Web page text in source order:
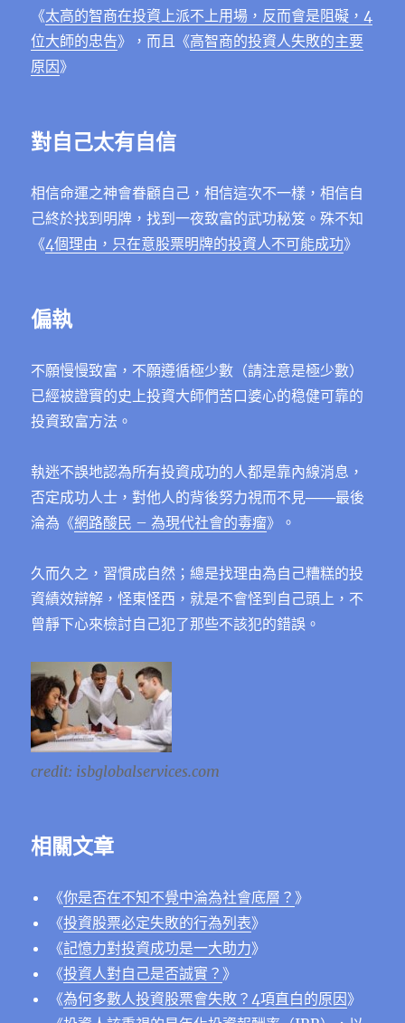
《太高的智商在投資上派不上用場，反而會是阻礙，4
位大師的忠告》，而且《高智商的投資人失敗的主要
原因》
對自己太有自信
相信命運之神會眷顧自己，相信這次不一樣，相信自
己終於找到明牌，找到一夜致富的武功秘笈。殊不知
《4個理由，只在意股票明牌的投資人不可能成功》
偏執
不願慢慢致富，不願遵循極少數（請注意是極少數）
已經被證實的史上投資大師們苦口婆心的稳健可靠的
投資致富方法。
執迷不誤地認為所有投資成功的人都是靠內線消息，
否定成功人士，對他人的背後努力視而不見───最後
淪為《網路酸民 – 為現代社會的毒瘤》。
久而久之，習慣成自然；總是找理由為自己糟糕的投
資績效辯解，怪東怪西，就是不會怪到自己頭上，不
曾靜下心來檢討自己犯了那些不該犯的錯誤。
credit: isbglobalservices.com
相關文章
《你是否在不知不覺中淪為社會底層？》
《投資股票必定失敗的行為列表》
《記憶力對投資成功是一大助力》
《投資人對自己是否誠實？》
《為何多數人投資股票會失敗？4項直白的原因》